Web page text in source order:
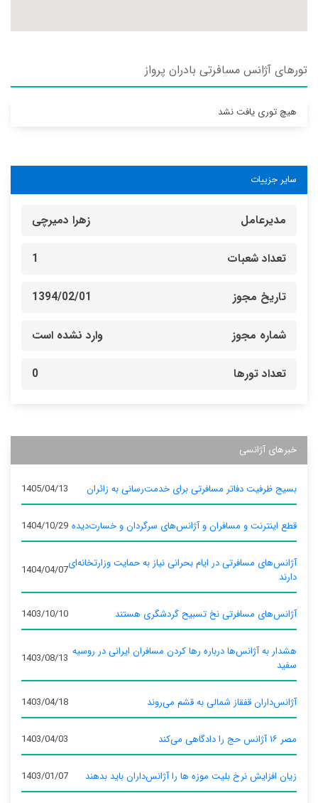
تورهای آژانس مسافرتی بادران پرواز
هیچ توری یافت نشد
سایر جزییات
مدیرعامل زهرا دمیرچی
تعداد شعبات 1
تاریخ مجوز 1394/02/01
شماره مجوز وارد نشده است
تعداد تورها 0
خبرهای آژانسی
بسیج ظرفیت دفاتر مسافرتی برای خدمت‌رسانی به زائران 1405/04/13
قطع اینترنت و مسافران و آژانس‌های سرگردان و خسارت‌دیده 1404/10/29
آژانس‌های مسافرتی در ایام بحرانی نیاز به حمایت وزارتخانه‌ای
دارند
1404/04/07
آژانس‌های مسافرتی نخ تسبیح گردشگری هستند 1403/10/10
هشدار به آژانس‌ها درباره رها کردن مسافران ایرانی در روسیه
سفید
1403/08/13
آژانس‌داران قفقاز شمالی به قشم می‌روند 1403/04/18
مصر ۱۶ آژانس حج را دادگاهی می‌کند 1403/04/03
زیان افزایش نرخ بلیت موزه ها را آژانس‌داران باید بدهند 1403/01/07